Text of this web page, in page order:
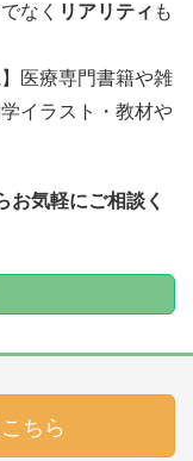
なく リアリティ も
医療専門書籍や雑
イラスト・教材や
お気軽にご相談く
ちら